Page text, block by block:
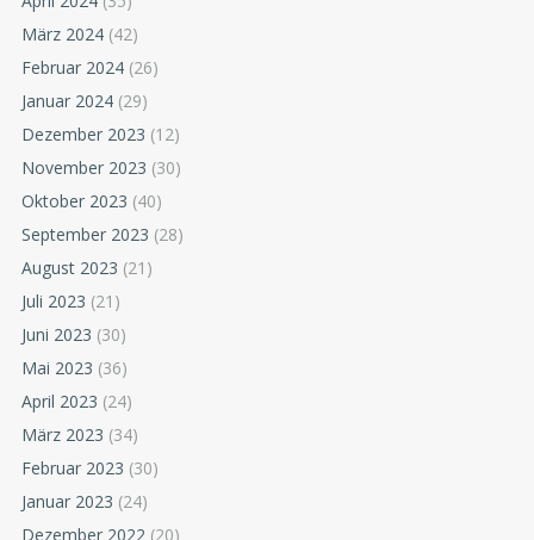
März 2024 (42)
Februar 2024 (26)
Januar 2024 (29)
Dezember 2023 (12)
November 2023 (30)
Oktober 2023 (40)
September 2023 (28)
August 2023 (21)
Juli 2023 (21)
Juni 2023 (30)
Mai 2023 (36)
April 2023 (24)
März 2023 (34)
Februar 2023 (30)
Januar 2023 (24)
Dezember 2022 (20)